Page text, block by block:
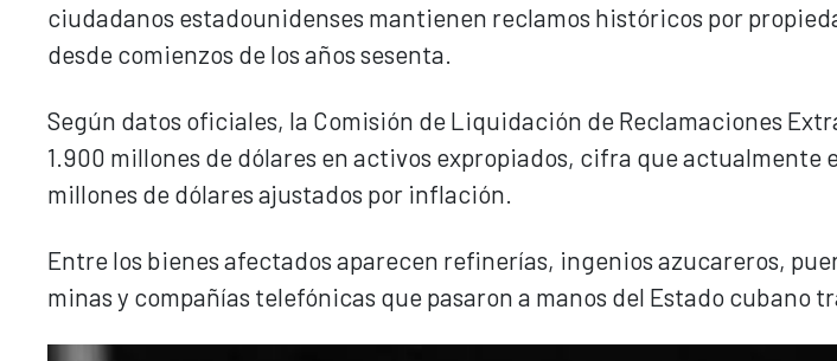
ciudadanos estadounidenses mantienen reclamos históricos por
desde comienzos de los años sesenta.
Según datos oficiales, la Comisión de Liquidación de Reclamaciones
1.900 millones de dólares en activos expropiados, cifra que actualmente
millones de dólares ajustados por inflación.
Entre los bienes afectados aparecen refinerías, ingenios azucareros,
minas y compañías telefónicas que pasaron a manos del Estado cubano